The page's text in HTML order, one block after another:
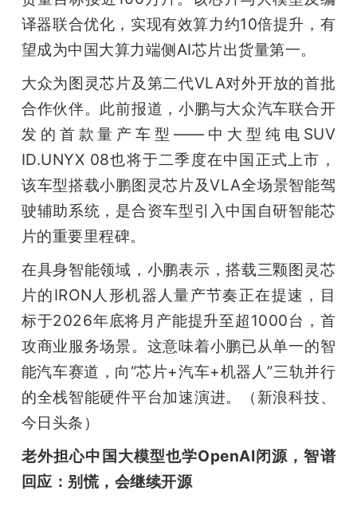
译器联合优化，实现有效算力约10倍提升，有
望成为中国大算力端侧AI芯片出货量第一。
大众为图灵芯片及第二代VLA对外开放的首批
合作伙伴。此前报道，小鹏与大众汽车联合开
发的首款量产车型——中大型纯电SUV
ID.UNYX 08也将于二季度在中国正式上市，
该车型搭载小鹏图灵芯片及VLA全场景智能驾
驶辅助系统，是合资车型引入中国自研智能芯
片的重要里程碑。
在具身智能领域，小鹏表示，搭载三颗图灵芯
片的IRON人形机器人量产节奏正在提速，目
标于2026年底将月产能提升至超1000台，首
攻商业服务场景。这意味着小鹏已从单一的智
能汽车赛道，向“芯片+汽车+机器人”三轨并行
的全栈智能硬件平台加速演进。（新浪科技、
今日头条）
老外担心中国大模型也学OpenAI闭源，智谱
回应：别慌，会继续开源